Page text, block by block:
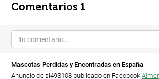
Comentarios 1
Mascotas Perdidas y Encontradas en España
Anuncio de sl493108 publicado en Facebook